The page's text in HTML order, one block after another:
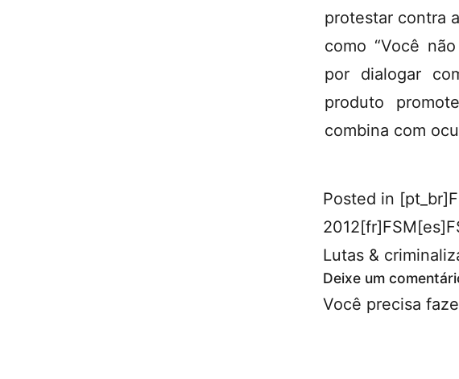
protestar contra
como “Você
por dialogar
produto
combina com
Posted in
Lutas &
Deixe um
Você precisa